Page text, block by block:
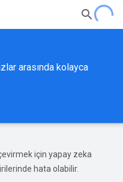
arasında kolayca
için yapay zeka
hata olabilir.